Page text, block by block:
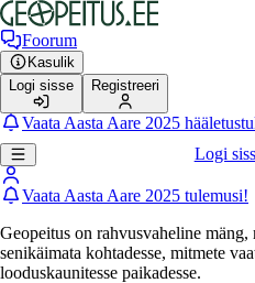
Foorum
Kasulik
Logi sisse
Registreeri
Vaata Aasta Aare 2025
Logi
Vaata Aasta Aare 2025 tulemusi!
Geopeitus on rahvusvaheline
senikäimata kohtadesse, mitmete
looduskaunitesse paikadesse.